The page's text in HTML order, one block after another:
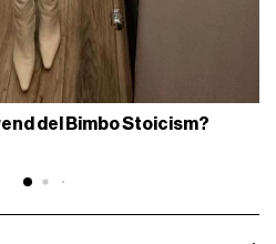
del Bimbo Stoicism?